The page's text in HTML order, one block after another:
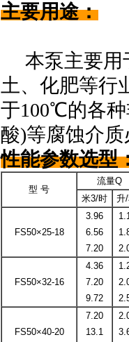
主要用途：
本泵主要用
土、化肥等行
于100℃的各
酸)等腐蚀介
性能参数选型
型 号
流量Q
米3/时
升
FS50×25-18
3.96
6.56
7.20
FS50×32-16
4.36
7.20
9.72
FS50×40-20
7.20
13.1